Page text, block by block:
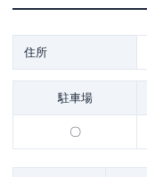
住所
駐車場
〇